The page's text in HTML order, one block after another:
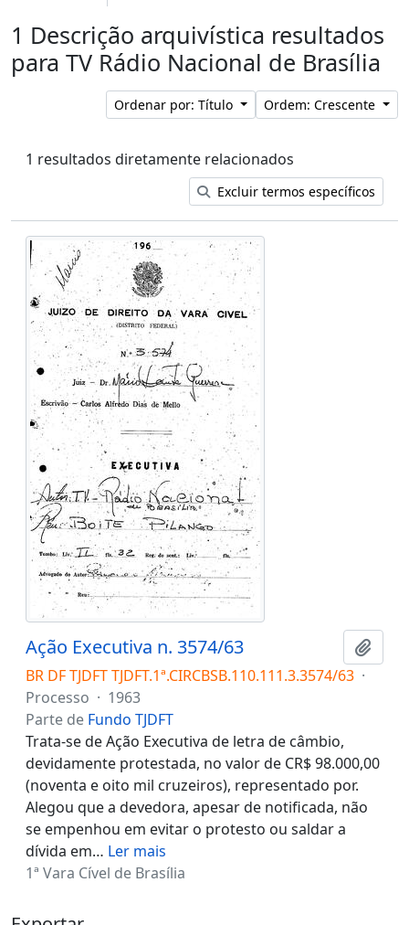
1 Descrição arquivística resultados
para TV Rádio Nacional de Brasília
Ordenar por: Título Ordem: Crescente
1 resultados diretamente relacionados
Excluir termos específicos
Ação Executiva n. 3574/63
BR DF TJDFT TJDFT.1ª.CIRCBSB.110.111.3.3574/63 ·
Processo · 1963
Parte de Fundo TJDFT
Trata-se de Ação Executiva de letra de câmbio,
devidamente protestada, no valor de CR$ 98.000,00
(noventa e oito mil cruzeiros), representado por.
Alegou que a devedora, apesar de notificada, não
se empenhou em evitar o protesto ou saldar a
dívida em… Ler mais
1ª Vara Cível de Brasília